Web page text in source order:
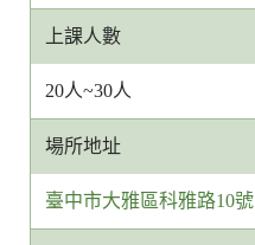
上課人數
20人~30人
場所地址
臺中市大雅區科雅路10號